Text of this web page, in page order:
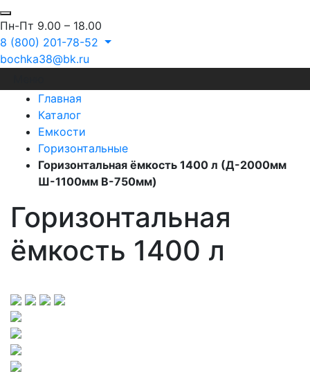
Пн-Пт 9.00 – 18.00
8 (800) 201-78-52
bochka38@bk.ru
Главная
Каталог
Емкости
Горизонтальные
Горизонтальная ёмкость 1400 л (Д-2000мм
Ш-1100мм В-750мм)
Горизонтальная
ёмкость 1400 л